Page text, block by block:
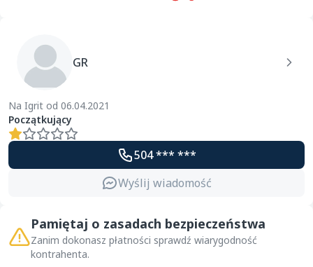
GR
Na Igrit od 06.04.2021
Początkujący
504 *** ***
Wyślij wiadomość
Pamiętaj o zasadach bezpieczeństwa
Zanim dokonasz płatności sprawdź wiarygodność
kontrahenta.